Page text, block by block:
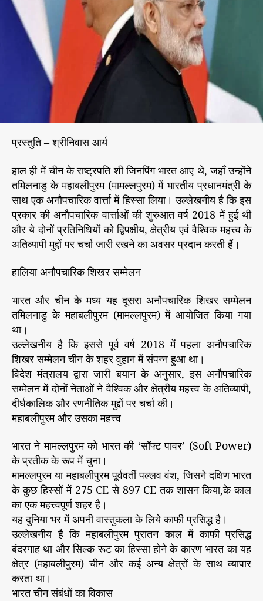
र
ते
मु
द्दे
प्रस्तुति – श्रीनिवास आर्य
हाल ही में चीन के राष्ट्रपति शी जिनपिंग भारत आए थे, जहाँ उन्होंने
तमिलनाडु के महाबलीपुरम (मामल्लपुरम) में भारतीय प्रधानमंत्री के
साथ एक अनौपचारिक वार्त्ता में हिस्सा लिया। उल्लेखनीय है कि इस
प्रकार की अनौपचारिक वार्त्ताओं की शुरुआत वर्ष 2018 में हुई थी
और ये दोनों प्रतिनिधियों को द्विपक्षीय, क्षेत्रीय एवं वैश्विक महत्त्व के
अतिव्यापी मुद्दों पर चर्चा जारी रखने का अवसर प्रदान करती हैं।
हालिया अनौपचारिक शिखर सम्मेलन
भारत और चीन के मध्य यह दूसरा अनौपचारिक शिखर सम्मेलन
तमिलनाडु के महाबलीपुरम (मामल्लपुरम) में आयोजित किया गया
था।
उल्लेखनीय है कि इससे पूर्व वर्ष 2018 में पहला अनौपचारिक
शिखर सम्मेलन चीन के शहर वुहान में संपन्न हुआ था।
विदेश मंत्रालय द्वारा जारी बयान के अनुसार, इस अनौपचारिक
सम्मेलन में दोनों नेताओं ने वैश्विक और क्षेत्रीय महत्त्व के अतिव्यापी,
दीर्घकालिक और रणनीतिक मुद्दों पर चर्चा की।
महाबलीपुरम और उसका महत्त्व
भारत ने मामल्लपुरम को भारत की ‘सॉफ्ट पावर’ (Soft Power)
के प्रतीक के रूप में चुना।
मामल्लपुरम या महाबलीपुरम पूर्ववर्ती पल्लव वंश, जिसने दक्षिण भारत
के कुछ हिस्सों में 275 CE से 897 CE तक शासन किया,के काल
का एक महत्त्वपूर्ण शहर है।
यह दुनिया भर में अपनी वास्तुकला के लिये काफी प्रसिद्ध है।
उल्लेखनीय है कि महाबलीपुरम पुरातन काल में काफी प्रसिद्ध
बंदरगाह था और सिल्क रूट का हिस्सा होने के कारण भारत का यह
क्षेत्र (महाबलीपुरम) चीन और कई अन्य क्षेत्रों के साथ व्यापार
करता था।
भारत चीन संबंधों का विकास